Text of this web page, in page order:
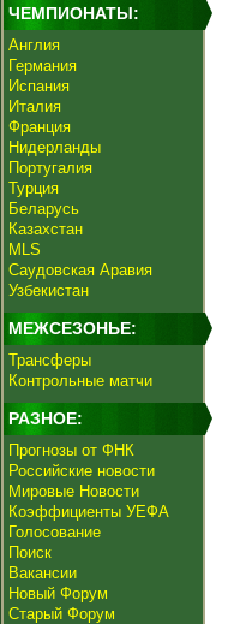
ЧЕМПИОНАТЫ:
Англия
Германия
Испания
Италия
Франция
Нидерланды
Португалия
Турция
Беларусь
Казахстан
MLS
Саудовская Аравия
Узбекистан
МЕЖСЕЗОНЬЕ:
Трансферы
Контрольные матчи
РАЗНОЕ:
Прогнозы от ФНК
Российские новости
Мировые Новости
Коэффициенты УЕФА
Голосование
Поиск
Вакансии
Новый Форум
Старый Форум